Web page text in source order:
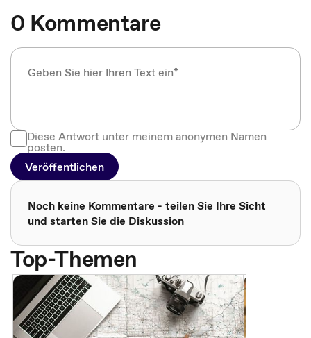
0 Kommentare
Diese Antwort unter meinem anonymen Namen
posten.
Veröffentlichen
Noch keine Kommentare - teilen Sie Ihre Sicht
und starten Sie die Diskussion
Top-Themen